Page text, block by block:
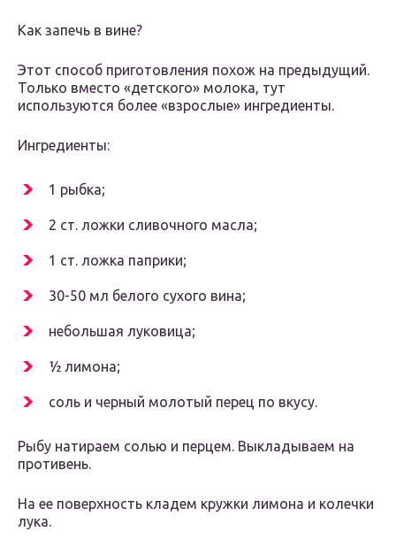
Как запечь в вине?
Этот способ приготовления похож на предыдущий.
Только вместо «детского» молока, тут
используются более «взрослые» ингредиенты.
Ингредиенты:
1 рыбка;
2 ст. ложки сливочного масла;
1 ст. ложка паприки;
30-50 мл белого сухого вина;
небольшая луковица;
½ лимона;
соль и черный молотый перец по вкусу.
Рыбу натираем солью и перцем. Выкладываем на
противень.
На ее поверхность кладем кружки лимона и колечки
лука.